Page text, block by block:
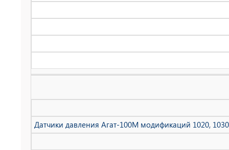
Датчики давления Агат-100М модификаций 1020, 1030,